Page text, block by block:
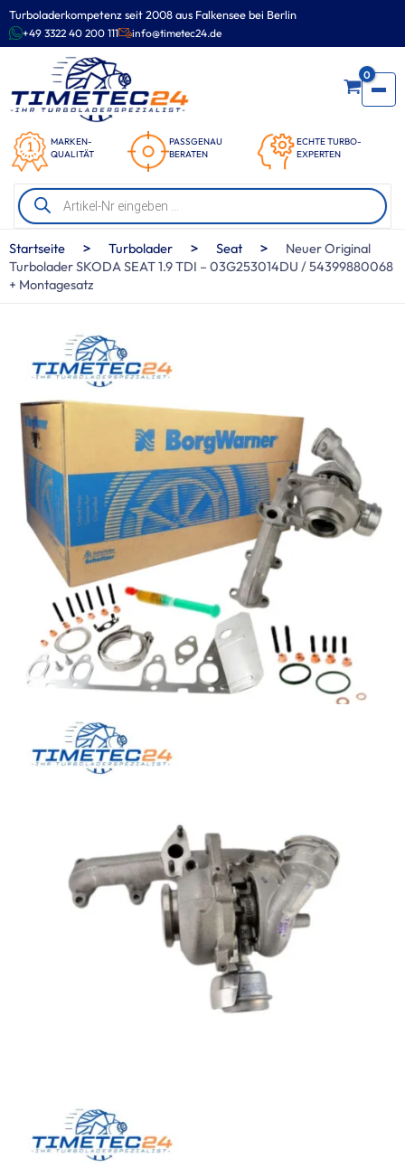
Turboladerkompetenz seit 2008 aus Falkensee bei Berlin
+49 3322 40 200 111 info@timetec24.de
MARKEN-
QUALITÄT
PASSGENAU
BERATEN
ECHTE TURBO-
EXPERTEN
0
Products
search
Zum
Inhalt
springen
Startseite > Turbolader > Seat >
Neuer Original
Turbolader SKODA SEAT 1.9 TDI – 03G253014DU / 54399880068
+ Montagesatz